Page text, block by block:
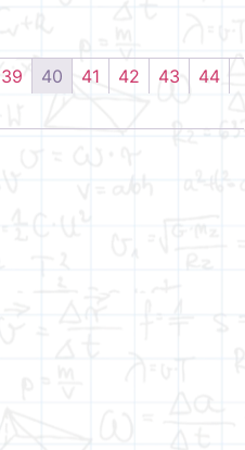
39 40 41 42 43
44